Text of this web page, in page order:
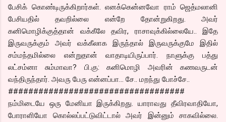
பேசிக் கொண்டிருக்கிறார்கள். எனக்கென்னவோ ராம் ஜெத்மலானி
பேசியதில் தவறில்லை என்றே தோன்றுகிறது. அவர்
கனிமொழிக்குத்தான் வக்கீலே தவிர, ராசாவுக்கில்லையே.. இதே
இருவருக்கும் அவர் வக்கீலாக இருந்தால் இருவருக்குமே இதில்
சம்மந்தமில்லை என்றுதான் வாதாடியிருப்பார். நாளுக்கு பத்து
லட்சம்னா சும்மாவா? பி.கு: கனிமொழி அவரின் கணவருடன்
வந்திருந்தார். அவரு பேரு என்னப்பா… சே.. மறந்து போச்சே..
###################################
நம்மிடையே ஒரு மேனியா இருக்கிறது. யாராவது தீவிரவாதியோ,
போராளியோ கொல்லப்பட்டுவிட்டால் அவர் இன்னும் சாகவில்லை.